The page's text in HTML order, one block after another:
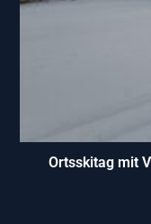
Ortsskitag mit